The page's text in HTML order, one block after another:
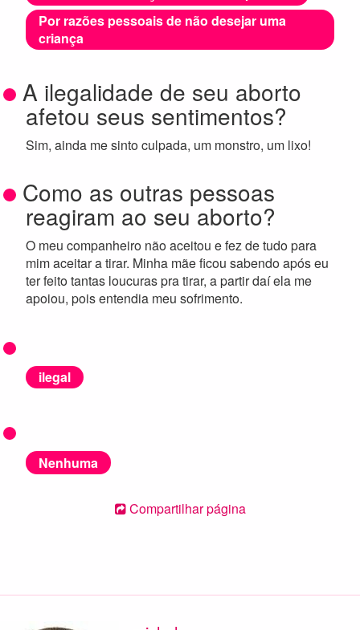
Por razões pessoais de não desejar uma
criança
A ilegalidade de seu aborto
afetou seus sentimentos?
Sim, ainda me sinto culpada, um monstro, um lixo!
Como as outras pessoas
reagiram ao seu aborto?
O meu companheiro não aceitou e fez de tudo para
mim aceitar a tirar. Minha mãe ficou sabendo após eu
ter feito tantas loucuras pra tirar, a partir daí ela me
apoiou, pois entendia meu sofrimento.
ilegal
Nenhuma
Compartilhar página